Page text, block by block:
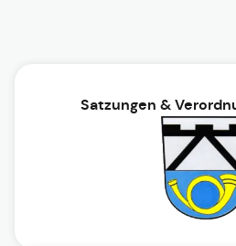
Satzungen &